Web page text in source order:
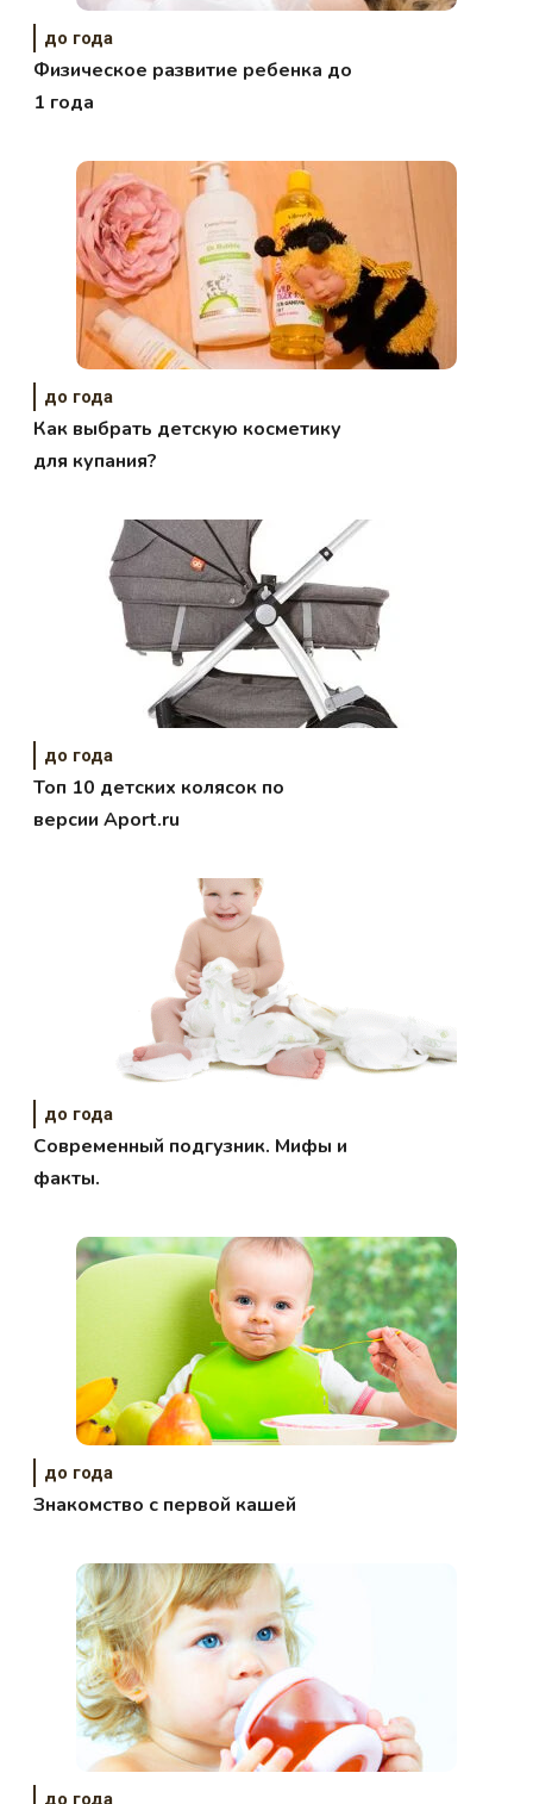
до года
Физическое развитие ребенка до
1 года
до года
Как выбрать детскую косметику
для купания?
до года
Топ 10 детских колясок по
версии Aport.ru
до года
Современный подгузник. Мифы и
факты.
до года
Знакомство с первой кашей
до года